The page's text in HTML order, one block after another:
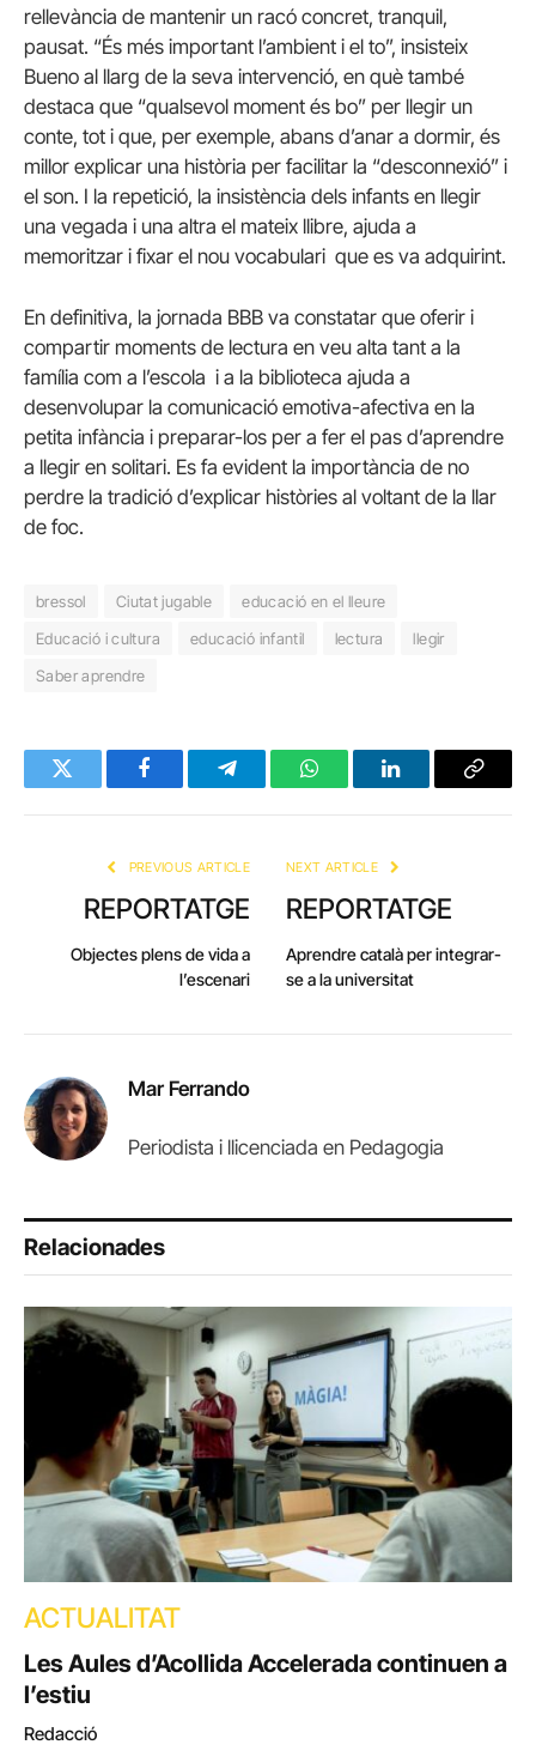
rellevància de mantenir un racó concret, tranquil,
pausat. “És més important l’ambient i el to”, insisteix
Bueno al llarg de la seva intervenció, en què també
destaca que “qualsevol moment és bo” per llegir un
conte, tot i que, per exemple, abans d’anar a dormir, és
millor explicar una història per facilitar la “desconnexió” i
el son. I la repetició, la insistència dels infants en llegir
una vegada i una altra el mateix llibre, ajuda a
memoritzar i fixar el nou vocabulari que es va adquirint.
En definitiva, la jornada BBB va constatar que oferir i
compartir moments de lectura en veu alta tant a la
família com a l’escola i a la biblioteca ajuda a
desenvolupar la comunicació emotiva-afectiva en la
petita infància i preparar-los per a fer el pas d’aprendre
a llegir en solitari. Es fa evident la importància de no
perdre la tradició d’explicar històries al voltant de la llar
de foc.
bressol Ciutat jugable
educació en el lleure
Educació i cultura
educació infantil lectura
llegir
Saber aprendre
Twitter FacebookTelegramWhatsAppLinkedInCopy
PREVIOUS ARTICLE
REPORTATGE
Objectes plens de vida a
l’escenari
NEXT ARTICLE
REPORTATGE
Aprendre català per integrar-
se a la universitat
Mar Ferrando
Periodista i llicenciada en Pedagogia
Relacionades
ACTUALITAT
Les Aules d’Acollida Accelerada continuen a
l’estiu
Redacció